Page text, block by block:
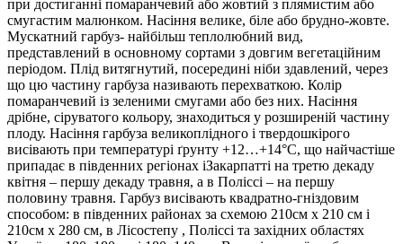
при достиганні помаранчевий або жовтий з плямистим або
смугастим малюнком. Насіння велике, біле або брудно-жовте.
Мускатний гарбуз- найбільш теплолюбний вид,
представлений в основному сортами з довгим вегетаційним
періодом. Плід витягнутий, посередині ніби здавлений, через
що цю частину гарбуза називають перехваткою. Колір
помаранчевий із зеленими смугами або без них. Насіння
дрібне, сіруватого кольору, знаходиться у розширеній частину
плоду. Насіння гарбуза великоплідного і твердошкірого
висівають при температурі ґрунту +12…+14°С, що найчастіше
припадає в південних регіонах іЗакарпатті на третю декаду
квітня – першу декаду травня, а в Поліссі – на першу
половину травня. Гарбуз висівають квадратно-гніздовим
способом: в південних районах за схемою 210см х 210 см і
210см х 280 см, в Лісостепу , Поліссі та західних областях